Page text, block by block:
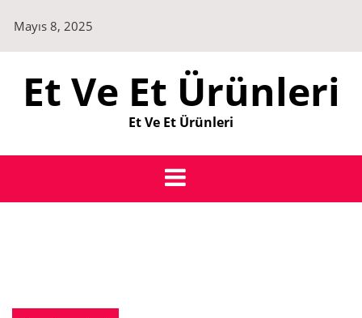
content
Mayıs 8, 2025
Et Ve Et Ürünleri
Et Ve Et Ürünleri